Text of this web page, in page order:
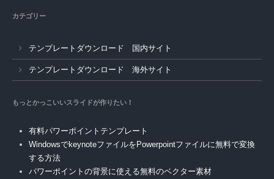
カテゴリー
テンプレートダウンロード 国内サイト
テンプレートダウンロード 海外サイト
もっとかっこいいスライドが作りたい！
有料パワーポイントテンプレート
WindowsでkeynoteファイルをPowerpointファイルに無料で変換
する方法
パワーポイントの背景に使える無料のベクター素材